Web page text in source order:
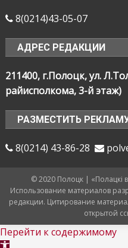
8(0214)43-05-07
АДРЕС РЕДАКЦИИ
211400, г.Полоцк, ул.
райисполкома, 3-й этаж)
РАЗМЕСТИТЬ
8(0214) 43-86-28
© 2020 Полоцк | «Полацкі
Использование материалов
редакции. Цитирование
открытой
Перейти к содержимому